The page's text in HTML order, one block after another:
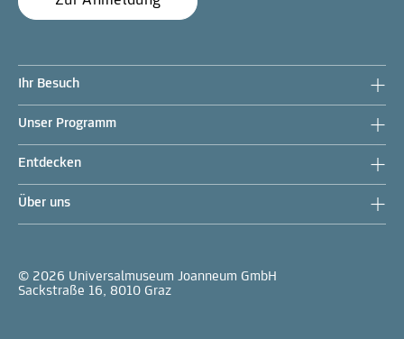
Ihr Besuch
Unser Programm
Entdecken
Über uns
© 2026 Universalmuseum Joanneum GmbH
Sackstraße 16, 8010 Graz